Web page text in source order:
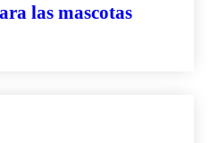
las mascotas